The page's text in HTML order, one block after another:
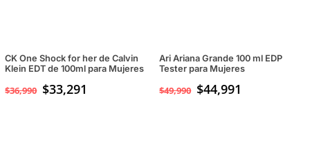
CK One Shock for her de Calvin
Klein EDT de 100ml para Mujeres
$36,990 $33,291
Ari Ariana Grande 100 ml EDP
Tester para Mujeres
$49,990 $44,991